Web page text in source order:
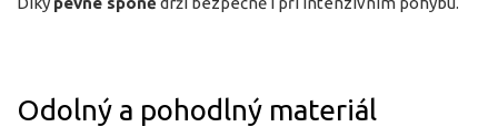
Odolný a pohodlný materiál